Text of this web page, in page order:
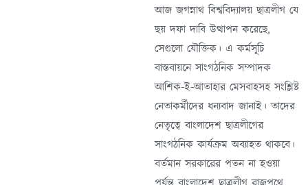
আজ জগন্নাথ বিশ্ববিদ্যালয় ছাত্রলীগ যে
ছয় দফা দাবি উত্থাপন করেছে,
সেগুলো যৌক্তিক। এ কর্মসূচি
বাস্তবায়নে সাংগঠনিক সম্পাদক
আশিক-ই-আতাহার মেসবাহসহ সংশ্লিষ্ট
নেতাকর্মীদের ধন্যবাদ জানাই। তাদের
নেতৃত্বে বাংলাদেশ ছাত্রলীগের
সাংগঠনিক কার্যক্রম অব্যাহত থাকবে।
বর্তমান সরকারের পতন না হওয়া